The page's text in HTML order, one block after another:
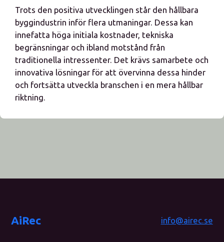
Trots den positiva utvecklingen står den hållbara
byggindustrin inför flera utmaningar. Dessa kan
innefatta höga initiala kostnader, tekniska
begränsningar och ibland motstånd från
traditionella intressenter. Det krävs samarbete och
innovativa lösningar för att övervinna dessa hinder
och fortsätta utveckla branschen i en mera hållbar
riktning.
AiRec info@airec.se